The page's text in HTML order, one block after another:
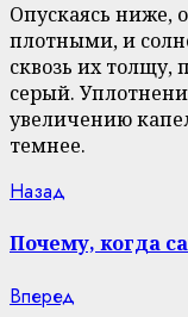
Опускаясь ниже,
плотными, и
сквозь их толщу,
серый.
увеличению
темнее.
Continue
Reading
Назад
Почему, когда
Вперед